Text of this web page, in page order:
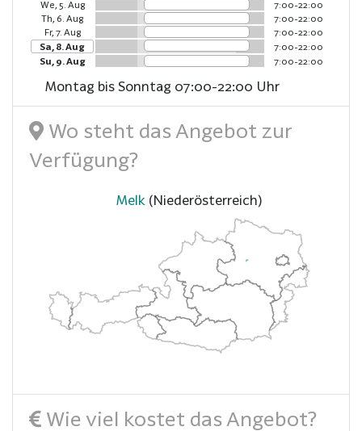
We, 5. Aug
7:00-22:00
Th, 6. Aug
7:00-22:00
Fr, 7. Aug
7:00-22:00
Sa, 8. Aug
7:00-22:00
Su, 9. Aug
7:00-22:00
Montag bis Sonntag 07:00-22:00 Uhr
Wo steht das Angebot zur
Verfügung?
Melk (Niederösterreich)
Wie viel kostet das Angebot?